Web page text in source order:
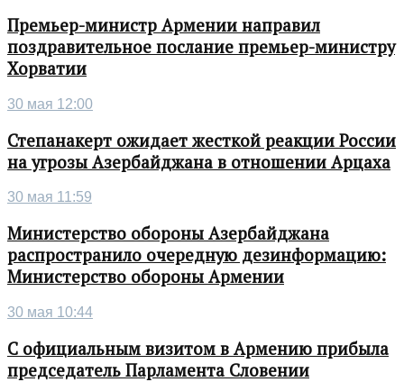
Премьер-министр Армении направил
поздравительное послание премьер-министру
Хорватии
30 мая 12:00
Степанакерт ожидает жесткой реакции России
на угрозы Азербайджана в отношении Арцаха
30 мая 11:59
Министерство обороны Азербайджана
распространило очередную дезинформацию:
Министерство обороны Армении
30 мая 10:44
С официальным визитом в Армению прибыла
председатель Парламента Словении